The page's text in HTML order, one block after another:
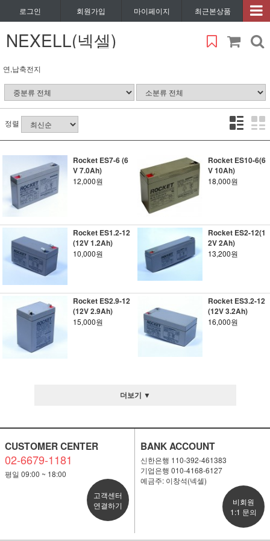
로그인 회원가입 마이페이지 최근본상품
NEXELL(넥셀)
연,납축전지
정렬
Rocket ES7-6 (6
V 7.0Ah)
12,000원
Rocket ES10-6(6
V 10Ah)
18,000원
Rocket ES1.2-12
(12V 1.2Ah)
10,000원
Rocket ES2-12(1
2V 2Ah)
13,200원
Rocket ES2.9-12
(12V 2.9Ah)
15,000원
Rocket ES3.2-12
(12V 3.2Ah)
16,000원
더보기 ▼
CUSTOMER CENTER
02-6679-1181
평일 09:00 ~ 18:00
고객센터
연결하기
BANK ACCOUNT
신한은행 110-392-461383
기업은행 010-4168-6127
예금주: 이창석(넥셀)
비회원
1:1 문의